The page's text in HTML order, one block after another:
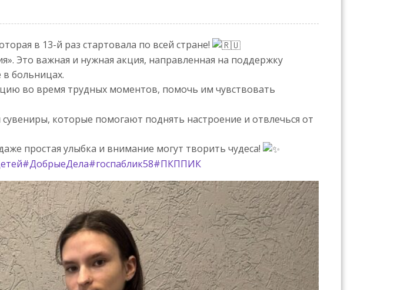
в 13-й раз стартовала по всей стране!
Это важная и нужная акция, направленная на поддержку
больницах.
во время трудных моментов, помочь им чувствовать
которые помогают поднять настроение и отвлечься от
простая улыбка и внимание могут творить чудеса!
#ДобрыеДела#госпаблик58#ПКППИК